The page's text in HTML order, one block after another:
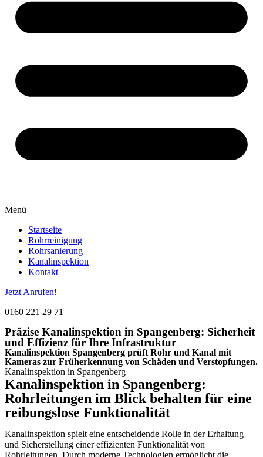
Menü
Startseite
Rohrreinigung
Rohrsanierung
Kanalinspektion
Kontakt
Jetzt Anrufen!
0160 221 29 71
Präzise Kanalinspektion in Spangenberg: Sicherheit
und Effizienz für Ihre Infrastruktur
Kanalinspektion Spangenberg prüft Rohr und Kanal mit
Kameras zur Früherkennung von Schäden und Verstopfungen.
Kanalinspektion in Spangenberg
Kanalinspektion in Spangenberg:
Rohrleitungen im Blick behalten für eine
reibungslose Funktionalität
Kanalinspektion spielt eine entscheidende Rolle in der Erhaltung
und Sicherstellung einer effizienten Funktionalität von
Rohrleitungen. Durch moderne Technologien ermöglicht die